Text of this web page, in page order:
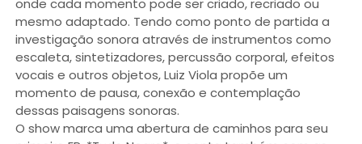
onde cada momento pode ser criado, recriado ou
mesmo adaptado. Tendo como ponto de partida a
investigação sonora através de instrumentos como
escaleta, sintetizadores, percussão corporal, efeitos
vocais e outros objetos, Luiz Viola propõe um
momento de pausa, conexão e contemplação
dessas paisagens sonoras.
O show marca uma abertura de caminhos para seu